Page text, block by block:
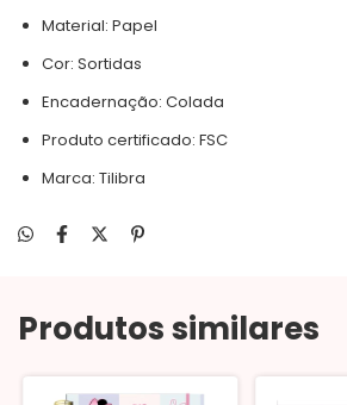
Material: Papel
Cor: Sortidas
Encadernação: Colada
Produto certificado: FSC
Marca: Tilibra
Produtos similares